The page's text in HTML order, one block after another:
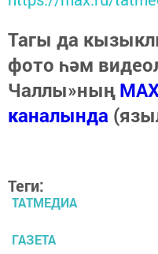
Тагы да
фото һәм
Чаллы»ның
каналында
Теги:
ТАТМЕДИА
ГАЗЕТА